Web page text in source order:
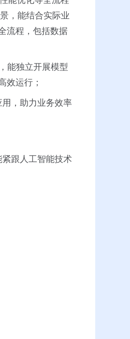
，能结合实际业
流程，包括数据
能独立开展模型
效运行；
，助力业务效率
跟人工智能技术